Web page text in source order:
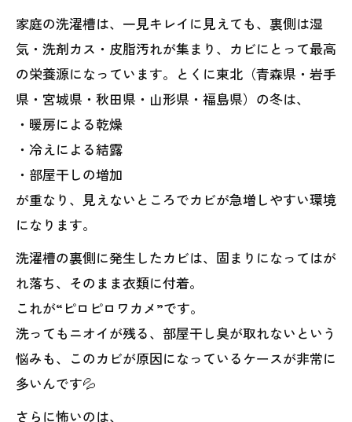
家庭の洗濯槽は、一見キレイに見えても、裏側は湿
気・洗剤カス・皮脂汚れが集まり、カビにとって最高
の栄養源になっています。とくに東北（青森県・岩手
県・宮城県・秋田県・山形県・福島県）の冬は、
・暖房による乾燥
・冷えによる結露
・部屋干しの増加
が重なり、見えないところでカビが急増しやすい環境
になります。
洗濯槽の裏側に発生したカビは、固まりになってはが
れ落ち、そのまま衣類に付着。
これが“ピロピロワカメ”です。
洗ってもニオイが残る、部屋干し臭が取れないという
悩みも、このカビが原因になっているケースが非常に
多いんです💦
さらに怖いのは、